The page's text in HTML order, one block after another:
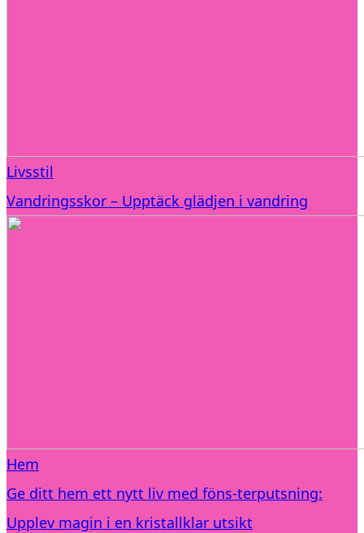
Livsstil
Vandringsskor – Upptäck glädjen i vandring
Hem
Ge ditt hem ett nytt liv med föns-terputsning:
Upplev magin i en kristallklar utsikt